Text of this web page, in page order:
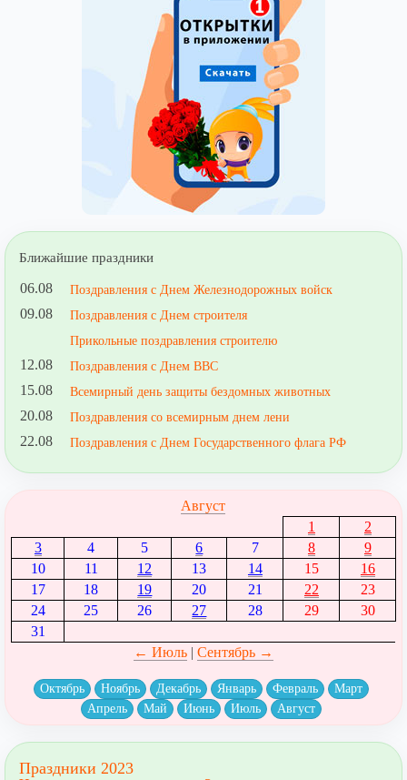
Ближайшие праздники
06.08 Поздравления с Днем Железнодорожных войск
09.08
Поздравления с Днем строителя
Прикольные поздравления строителю
12.08 Поздравления с Днем ВВС
15.08 Всемирный день защиты бездомных животных
20.08 Поздравления со всемирным днем лени
22.08 Поздравления с Днем Государственного флага РФ
Август
1
2
3
4 5 6 7 8
9
10
11 12 13 14 15
16
17
18 19 20 21 22
23
24
25 26 27 28 29
30
31
← Июль| Сентябрь →
Октябрь Ноябрь Декабрь Январь Февраль
Март
Апрель
Май Июнь Июль Август
Праздники 2023